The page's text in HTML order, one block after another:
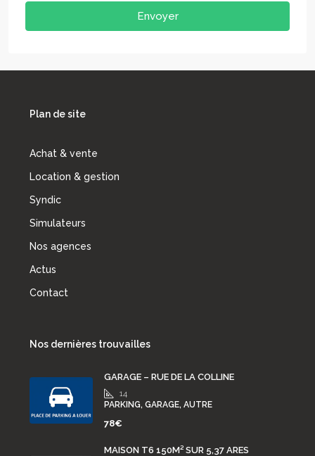
Envoyer
Plan de site
Achat & vente
Location & gestion
Syndic
Simulateurs
Nos agences
Actus
Contact
Nos dernières trouvailles
GARAGE – RUE DE LA COLLINE
14
PARKING, GARAGE, AUTRE
78€
MAISON T6 150M² SUR 5,37 ARES